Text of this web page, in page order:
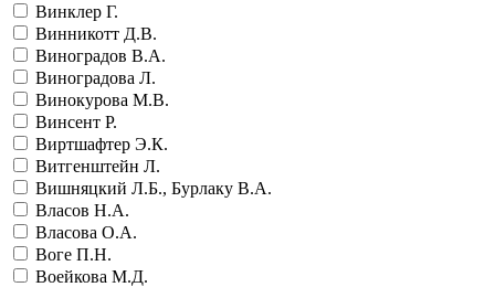
Винклер Г.
Винникотт Д.В.
Виноградов В.А.
Виноградова Л.
Винокурова М.В.
Винсент Р.
Виртшафтер Э.К.
Витгенштейн Л.
Вишняцкий Л.Б., Бурлаку В.А.
Власов Н.А.
Власова О.А.
Воге П.Н.
Воейкова М.Д.